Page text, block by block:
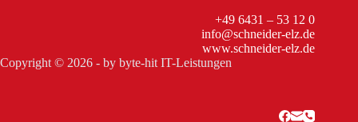
+49 6431 – 53 12 0
info@schneider-elz.de
www.schneider-elz.de
Copyright © 2026 - by byte-hit IT-Leistungen